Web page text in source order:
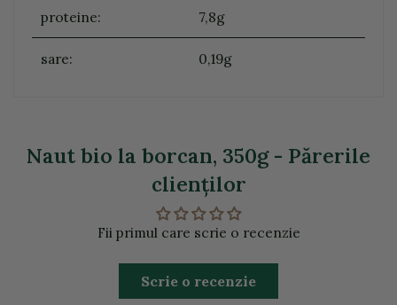
proteine: 7,8g
sare: 0,19g
Naut bio la borcan, 350g - Părerile
clienţilor
Fii primul care scrie o recenzie
Scrie o recenzie